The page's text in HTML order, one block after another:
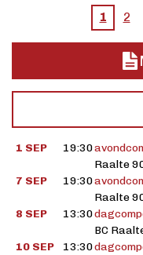
1 2
1 SEP 19:30
Raalte
7 SEP
19:30
Raalte
8 SEP
13:30
BC
10 SEP
13:30